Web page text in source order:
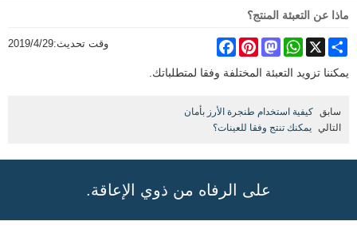
ماذا عن التعبئة المنتج؟
Share
FacebookPinterest
Mastodon
WhatsApp X وقت تحديث:2019/4/29
يمكننا تزويد التعبئة المختلفة وفقا لمتطلباتك.
سابق
كيفية استخدام طنجرة الأرز بأمان
التالي يمكنك تنتج وفقا للعينات؟
على الرفاه من ذوي الإعاقة.